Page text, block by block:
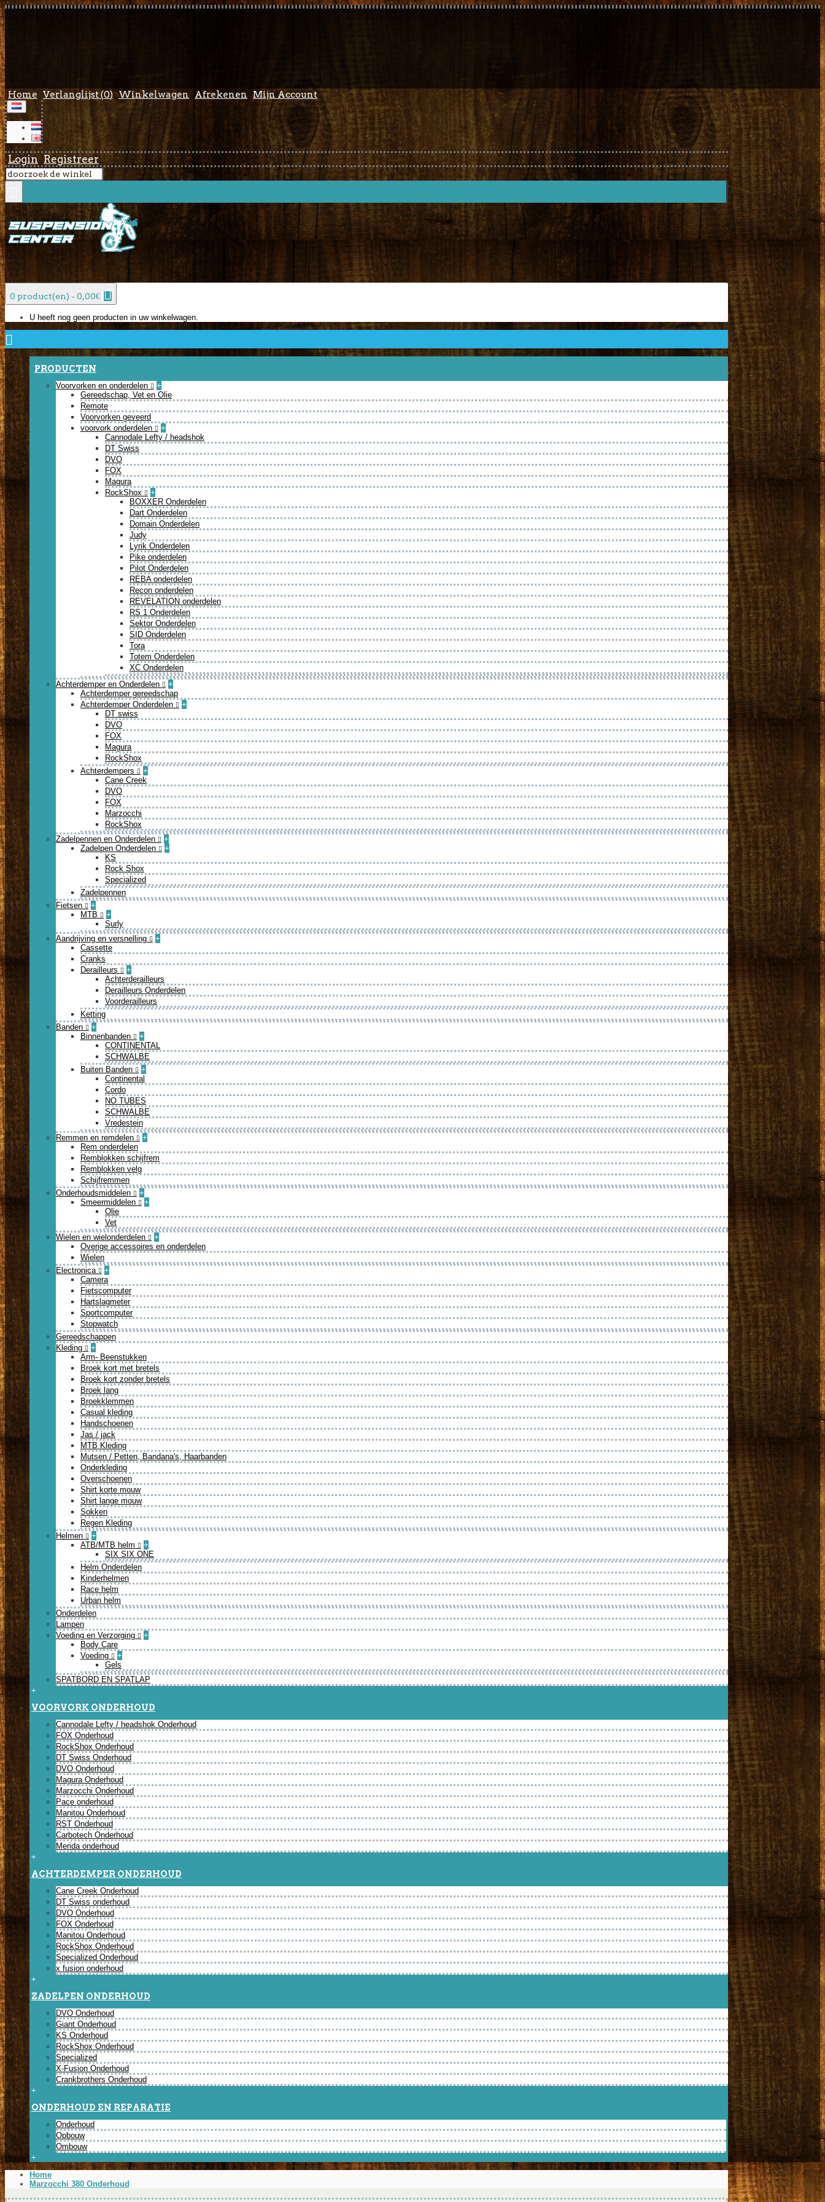
Home Verlanglijst (0) Winkelwagen Afrekenen Mijn Account
Login Registreer
0 product(en) - 0,00€
U heeft nog geen producten in uw winkelwagen.
PRODUCTEN
Voorvorken en onderdelen
+
Gereedschap, Vet en Olie
Remote
Voorvorken geveerd
voorvork onderdelen
+
Cannodale Lefty / headshok
DT Swiss
DVO
FOX
Magura
RockShox
+
BOXXER Onderdelen
Dart Onderdelen
Domain Onderdelen
Judy
Lyrik Onderdelen
Pike onderdelen
Pilot Onderdelen
REBA onderdelen
Recon onderdelen
REVELATION onderdelen
RS 1 Onderdelen
Sektor Onderdelen
SID Onderdelen
Tora
Totem Onderdelen
XC Onderdelen
Achterdemper en Onderdelen
+
Achterdemper gereedschap
Achterdemper Onderdelen
+
DT swiss
DVO
FOX
Magura
RockShox
Achterdempers
+
Cane Creek
DVO
FOX
Marzocchi
RockShox
Zadelpennen en Onderdelen
+
Zadelpen Onderdelen
+
KS
Rock Shox
Specialized
Zadelpennen
Fietsen
+
MTB
+
Surly
Aandrijving en versnelling
+
Cassette
Cranks
Derailleurs
+
Achterderailleurs
Derailleurs Onderdelen
Voorderailleurs
Ketting
Banden
+
Binnenbanden
+
CONTINENTAL
SCHWALBE
Buiten Banden
+
Continental
Cordo
NO TUBES
SCHWALBE
Vredestein
Remmen en remdelen
+
Rem onderdelen
Remblokken schijfrem
Remblokken velg
Schijfremmen
Onderhoudsmiddelen
+
Smeermiddelen
+
Olie
Vet
Wielen en wielonderdelen
+
Overige accessoires en onderdelen
Wielen
Electronica
+
Camera
Fietscomputer
Hartslagmeter
Sportcomputer
Stopwatch
Gereedschappen
Kleding
+
Arm- Beenstukken
Broek kort met bretels
Broek kort zonder bretels
Broek lang
Broekklemmen
Casual kleding
Handschoenen
Jas / jack
MTB Kleding
Mutsen / Petten, Bandana's, Haarbanden
Onderkleding
Overschoenen
Shirt korte mouw
Shirt lange mouw
Sokken
Regen Kleding
Helmen
+
ATB/MTB helm
+
SIX SIX ONE
Helm Onderdelen
Kinderhelmen
Race helm
Urban helm
Onderdelen
Lampen
Voeding en Verzorging
+
Body Care
Voeding
+
Gels
SPATBORD EN SPATLAP
+
VOORVORK ONDERHOUD
Cannodale Lefty / headshok Onderhoud
FOX Onderhoud
RockShox Onderhoud
DT Swiss Onderhoud
DVO Onderhoud
Magura Onderhoud
Marzocchi Onderhoud
Pace onderhoud
Manitou Onderhoud
RST Onderhoud
Carbotech Onderhoud
Merida onderhoud
+
ACHTERDEMPER ONDERHOUD
Cane Creek Onderhoud
DT Swiss onderhoud
DVO Onderhoud
FOX Onderhoud
Manitou Onderhoud
RockShox Onderhoud
Specialized Onderhoud
x fusion onderhoud
+
ZADELPEN ONDERHOUD
DVO Onderhoud
Giant Onderhoud
KS Onderhoud
RockShox Onderhoud
Specialized
X-Fusion Onderhoud
Crankbrothers Onderhoud
+
ONDERHOUD EN REPARATIE
Onderhoud
Opbouw
Ombouw
+
Home
Marzocchi 380 Onderhoud